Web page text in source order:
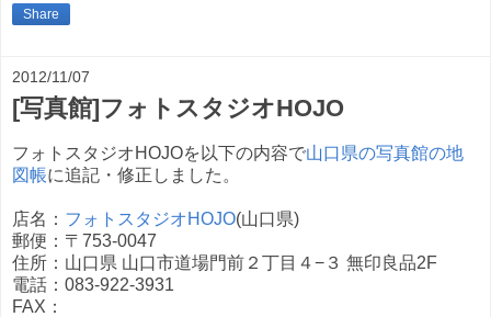
Share
2012/11/07
[写真館]フォトスタジオHOJO
フォトスタジオHOJOを以下の内容で山口県の写真館の地
図帳に追記・修正しました。
店名： フォトスタジオHOJO(山口県)
郵便：〒753-0047
住所：山口県 山口市道場門前２丁目４−３ 無印良品2F
電話：083-922-3931
FAX：